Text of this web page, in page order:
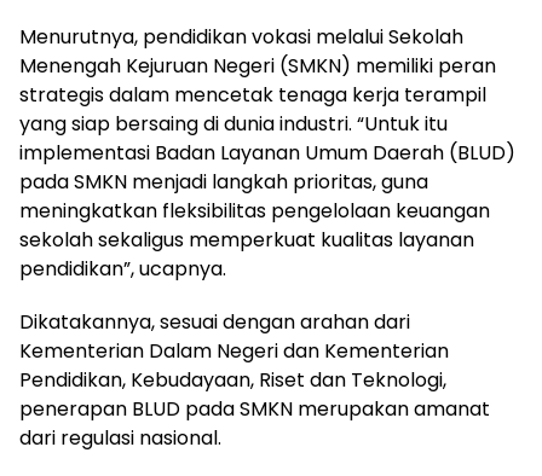
Menurutnya, pendidikan vokasi melalui Sekolah
Menengah Kejuruan Negeri (SMKN) memiliki peran
strategis dalam mencetak tenaga kerja terampil
yang siap bersaing di dunia industri. “Untuk itu
implementasi Badan Layanan Umum Daerah (BLUD)
pada SMKN menjadi langkah prioritas, guna
meningkatkan fleksibilitas pengelolaan keuangan
sekolah sekaligus memperkuat kualitas layanan
pendidikan”, ucapnya.
Dikatakannya, sesuai dengan arahan dari
Kementerian Dalam Negeri dan Kementerian
Pendidikan, Kebudayaan, Riset dan Teknologi,
penerapan BLUD pada SMKN merupakan amanat
dari regulasi nasional.